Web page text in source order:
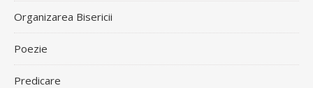
Organizarea Bisericii
Poezie
Predicare